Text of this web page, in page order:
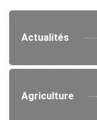
Actualités
Agriculture